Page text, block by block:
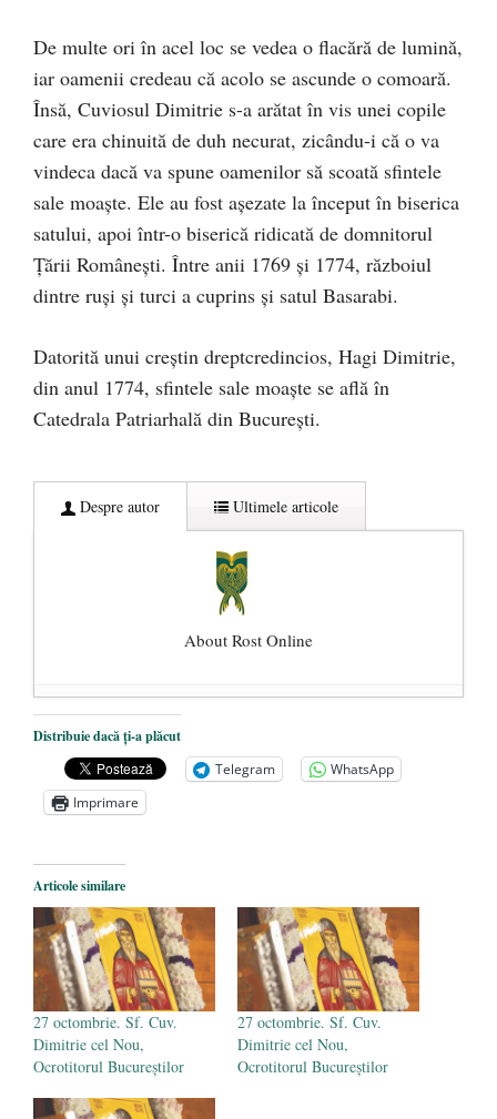
De multe ori în acel loc se vedea o flacără de lumină,
iar oamenii credeau că acolo se ascunde o comoară.
Însă, Cuviosul Dimitrie s-a arătat în vis unei copile
care era chinuită de duh necurat, zicându-i că o va
vindeca dacă va spune oamenilor să scoată sfintele
sale moaşte. Ele au fost aşezate la început în biserica
satului, apoi într-o biserică ridicată de domnitorul
Ţării Româneşti. Între anii 1769 şi 1774, războiul
dintre ruşi şi turci a cuprins şi satul Basarabi.
Datorită unui creştin dreptcredincios, Hagi Dimitrie,
din anul 1774, sfintele sale moaşte se află în
Catedrala Patriarhală din Bucureşti.
Despre autor Ultimele articole
About Rost Online
Dezvăluiri cutremurătoare despre
președintele Ucrainei, Volodymyr
Zelensky
- 13 mai 2026
Statul care servește Națiunea
Legea Vexler produce efecte. Bustul
poetului Octavian Goga, înlăturat din Iași
- 16 aprilie 2026
Distribuie dacă ți-a plăcut
Telegram
WhatsApp
Imprimare
Articole similare
27 octombrie. Sf. Cuv.
Dimitrie cel Nou,
Ocrotitorul Bucureştilor
27 octombrie. Sf. Cuv.
Dimitrie cel Nou,
Ocrotitorul Bucureştilor